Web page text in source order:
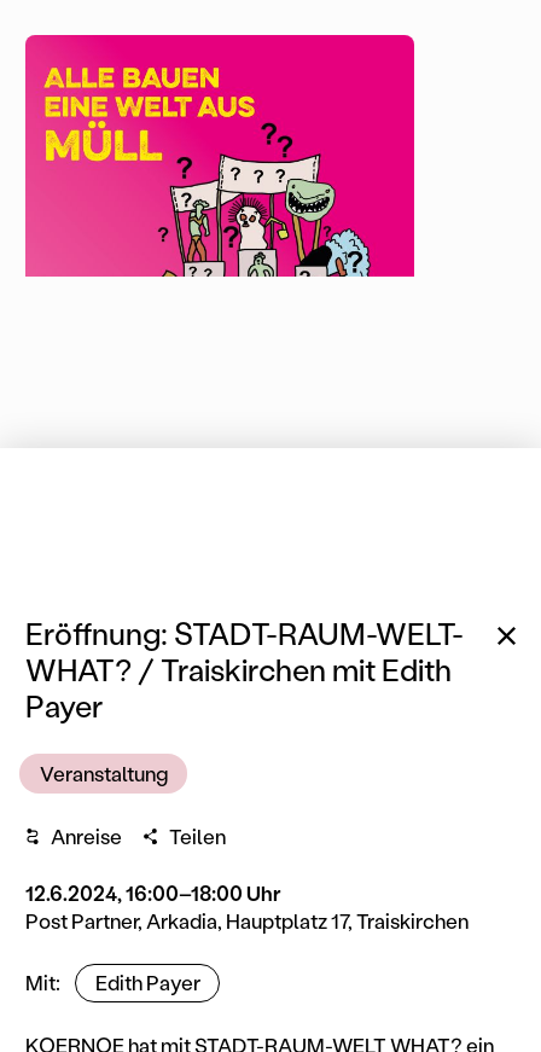
Eröffnung: STADT-RAUM-WELT-
WHAT? / Traiskirchen mit Edith
Payer
Veranstaltung
Anreise Teilen
12.6.2024, 16:00–18:00 Uhr
Post Partner, Arkadia, Hauptplatz 17, Traiskirchen
KünstlerInnen
Mit Edith Payer
KOERNOE hat mit STADT-RAUM-WELT_WHAT? ein